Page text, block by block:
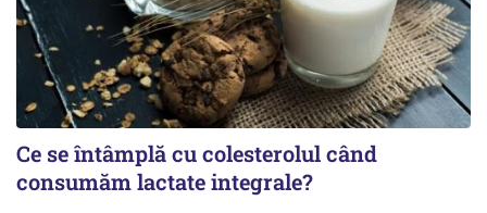
Ce se întâmplă cu colesterolul când
consumăm lactate integrale?